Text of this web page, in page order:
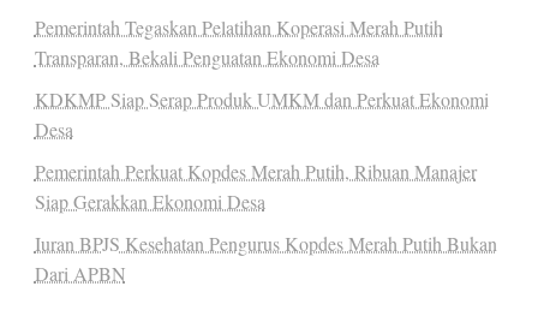
Pemerintah Tegaskan Pelatihan Koperasi Merah Putih
Transparan, Bekali Penguatan Ekonomi Desa
KDKMP Siap Serap Produk UMKM dan Perkuat Ekonomi
Desa
Pemerintah Perkuat Kopdes Merah Putih, Ribuan Manajer
Siap Gerakkan Ekonomi Desa
Iuran BPJS Kesehatan Pengurus Kopdes Merah Putih Bukan
Dari APBN